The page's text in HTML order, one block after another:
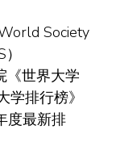
Society
世界大学
排行榜》
度最新排